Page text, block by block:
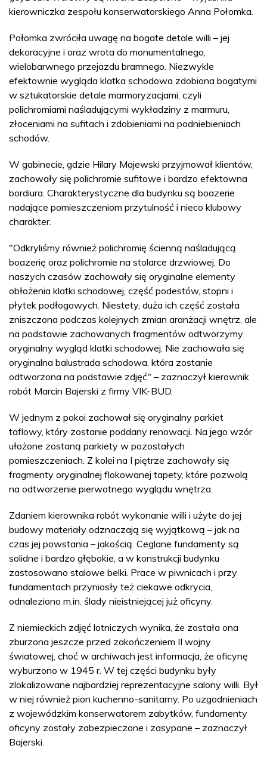
kierowniczka zespołu konserwatorskiego Anna Połomka.
Połomka zwróciła uwagę na bogate detale willi – jej
dekoracyjne i oraz wrota do monumentalnego,
wielobarwnego przejazdu bramnego. Niezwykle
efektownie wygląda klatka schodowa zdobiona bogatymi
w sztukatorskie detale marmoryzacjami, czyli
polichromiami naśladującymi wykładziny z marmuru,
złoceniami na sufitach i zdobieniami na podniebieniach
schodów.
W gabinecie, gdzie Hilary Majewski przyjmował klientów,
zachowały się polichromie sufitowe i bardzo efektowna
bordiura. Charakterystyczne dla budynku są boazerie
nadające pomieszczeniom przytulność i nieco klubowy
charakter.
"Odkryliśmy również polichromię ścienną naśladującą
boazerię oraz polichromie na stolarce drzwiowej. Do
naszych czasów zachowały się oryginalne elementy
obłożenia klatki schodowej, część podestów, stopni i
płytek podłogowych. Niestety, duża ich część została
zniszczona podczas kolejnych zmian aranżacji wnętrz, ale
na podstawie zachowanych fragmentów odtworzymy
oryginalny wygląd klatki schodowej. Nie zachowała się
oryginalna balustrada schodowa, która zostanie
odtworzona na podstawie zdjęć" – zaznaczył kierownik
robót Marcin Bajerski z firmy VIK-BUD.
W jednym z pokoi zachował się oryginalny parkiet
taflowy, który zostanie poddany renowacji. Na jego wzór
ułożone zostaną parkiety w pozostałych
pomieszczeniach. Z kolei na I piętrze zachowały się
fragmenty oryginalnej flokowanej tapety, które pozwolą
na odtworzenie pierwotnego wyglądu wnętrza.
Zdaniem kierownika robót wykonanie willi i użyte do jej
budowy materiały odznaczają się wyjątkową – jak na
czas jej powstania – jakością. Ceglane fundamenty są
solidne i bardzo głębokie, a w konstrukcji budynku
zastosowano stalowe belki. Prace w piwnicach i przy
fundamentach przyniosły też ciekawe odkrycia,
odnaleziono m.in. ślady nieistniejącej już oficyny.
Z niemieckich zdjęć lotniczych wynika, że została ona
zburzona jeszcze przed zakończeniem II wojny
światowej, choć w archiwach jest informacja, że oficynę
wyburzono w 1945 r. W tej części budynku były
zlokalizowane najbardziej reprezentacyjne salony willi. Był
w niej również pion kuchenno-sanitarny. Po uzgodnieniach
z wojewódzkim konserwatorem zabytków, fundamenty
oficyny zostały zabezpieczone i zasypane – zaznaczył
Bajerski.